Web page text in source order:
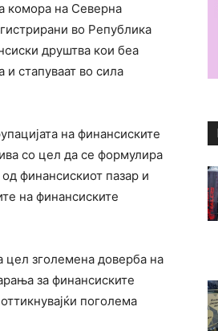
комора на Северна
во Република
друштва кои беа
стапуваат во сила
на финансиските
со цел да се формулира
финансискиот пазар и
на финансиските
цел зголемена доверба на
за финансиските
поголема